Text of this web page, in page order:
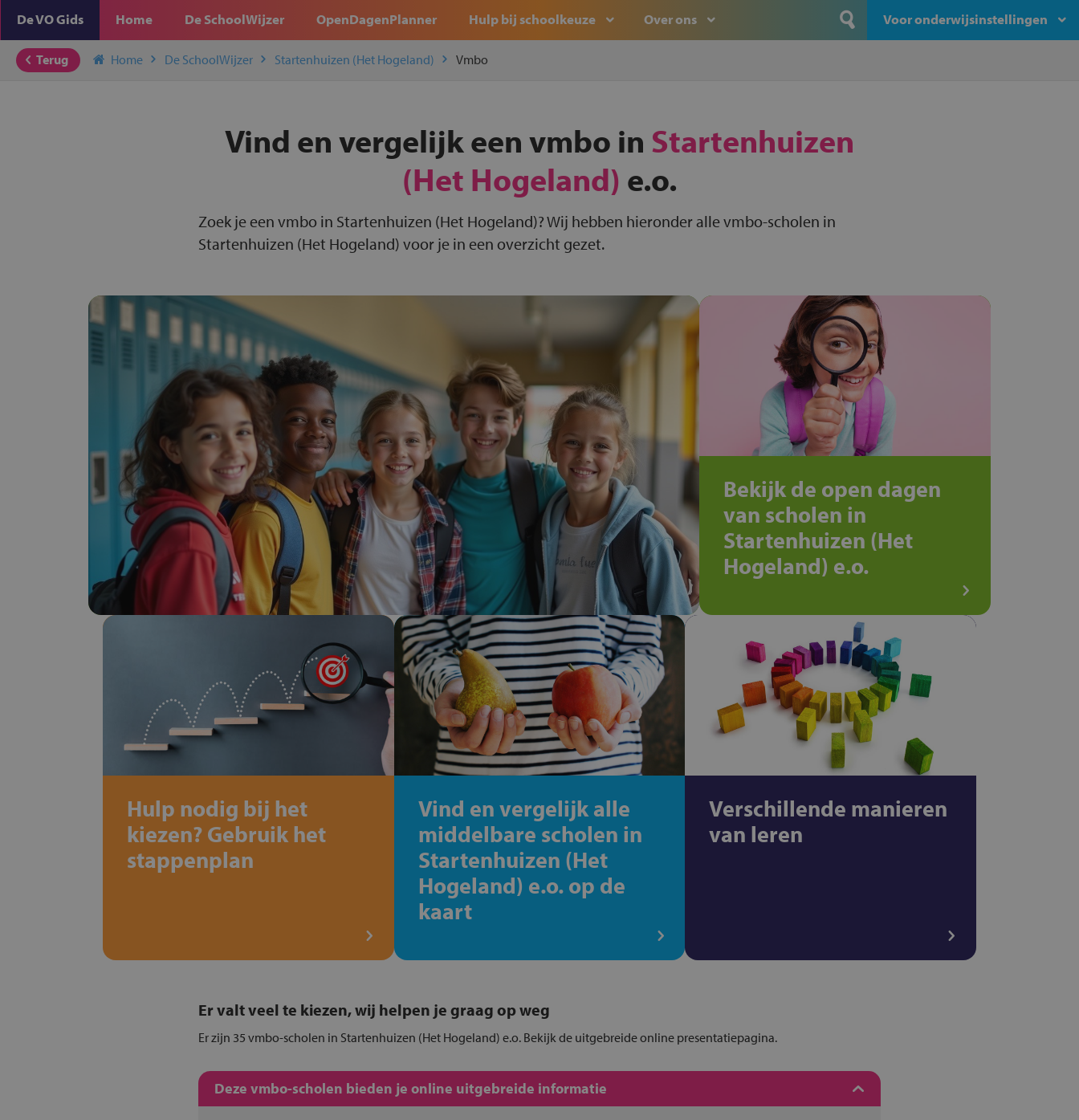
De VO Gids Home De SchoolWijzer OpenDagenPlanner Hulp bij schoolkeuze Over ons Voor onderwijsinstellingen
Terug Home De SchoolWijzer Startenhuizen (Het Hogeland) Vmbo
Vind en vergelijk een vmbo in Startenhuizen
(Het Hogeland) e.o.
Zoek je een vmbo in Startenhuizen (Het Hogeland)? Wij hebben hieronder alle vmbo-scholen in
Startenhuizen (Het Hogeland) voor je in een overzicht gezet.
Bekijk de open dagen
van scholen in
Startenhuizen (Het
Hogeland) e.o.
Hulp nodig bij het
kiezen? Gebruik het
stappenplan
Vind en vergelijk alle
middelbare scholen in
Startenhuizen (Het
Hogeland) e.o. op de
kaart
Verschillende manieren
van leren
Er valt veel te kiezen, wij helpen je graag op weg
Er zijn 35 vmbo-scholen in Startenhuizen (Het Hogeland) e.o. Bekijk de uitgebreide online presentatiepagina.
Deze vmbo-scholen bieden je online uitgebreide informatie